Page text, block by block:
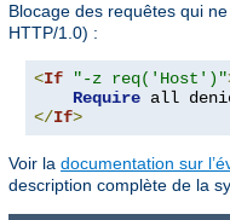
Blocage des requêtes qui
HTTP/1.0) :
<If "-z req('Host')"
Require
</If>
Voir la documentation sur
description complète de la